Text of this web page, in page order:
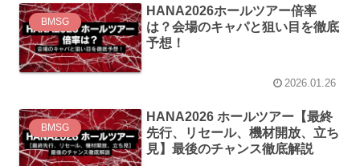
BMSG
HANA2026ホールツアー倍率
は？会場のキャパと狙い目を徹底
予想！
2026.01.26
BMSG
HANA2026 ホールツアー【最終
先行、リセール、機材開放、立ち
見】最後のチャンス徹底解説